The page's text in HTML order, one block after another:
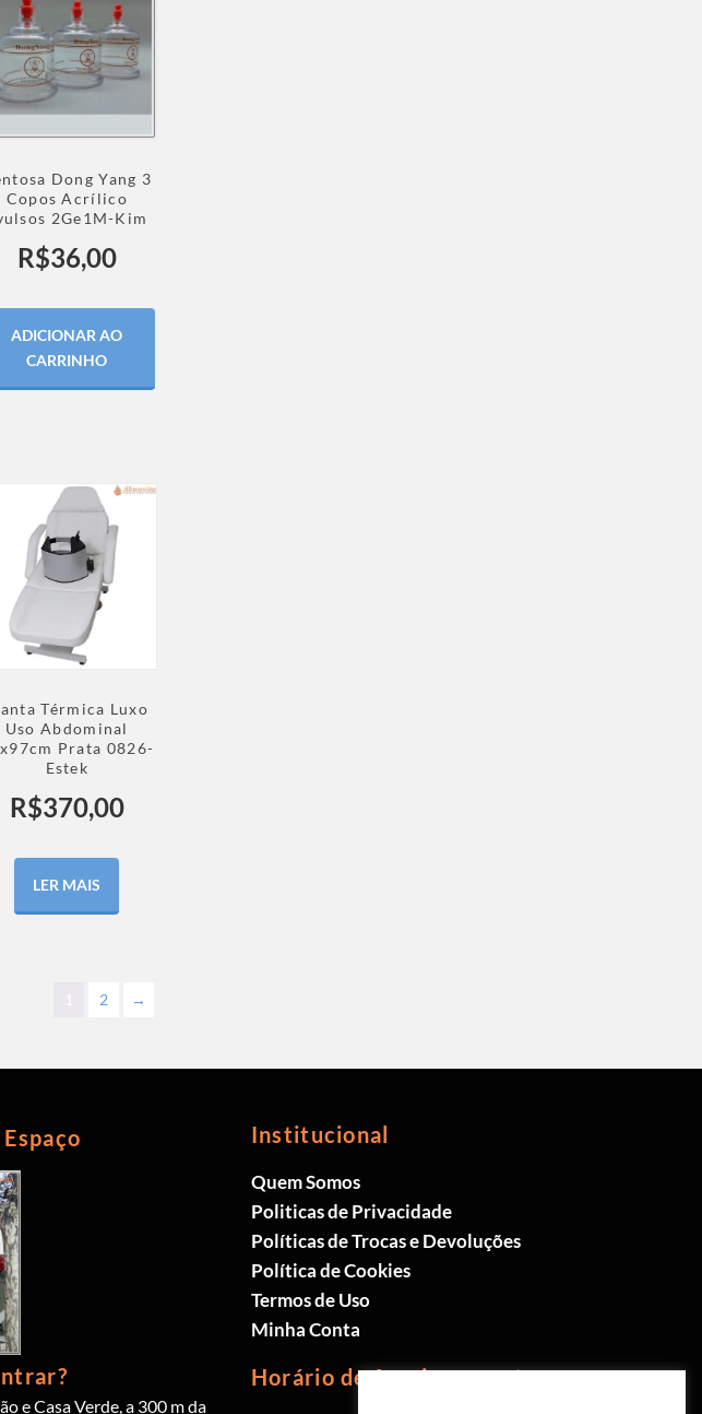
Dong Yang 3
Copos Acrílico
2Ge1M-Kim
R$36,00
ADICIONAR AO
CARRINHO
Térmica Luxo
Uso Abdominal
Prata 0826-
Estek
R$370,00
LER MAIS
1 2 →
e Casa Verde, a 300 m da
Institucional
Quem Somos
Politicas de Privacidade
Políticas de Trocas e Devoluções
Política de Cookies
Termos de Uso
Minha Conta
Horário de funcionamento